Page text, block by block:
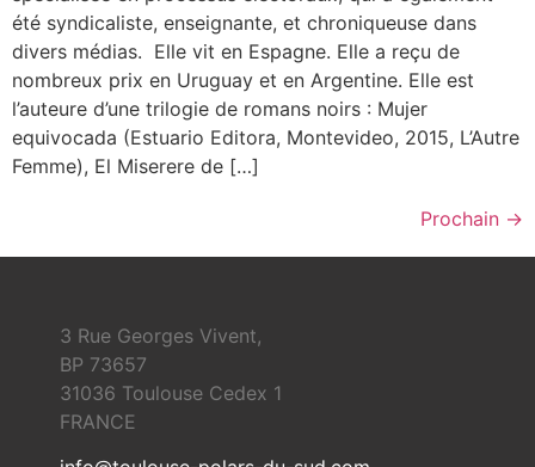
été syndicaliste, enseignante, et chroniqueuse dans
divers médias. Elle vit en Espagne. Elle a reçu de
nombreux prix en Uruguay et en Argentine. Elle est
l’auteure d’une trilogie de romans noirs : Mujer
equivocada (Estuario Editora, Montevideo, 2015, L’Autre
Femme), El Miserere de […]
Prochain →
3 Rue Georges Vivent,
BP 73657
31036 Toulouse Cedex 1
FRANCE